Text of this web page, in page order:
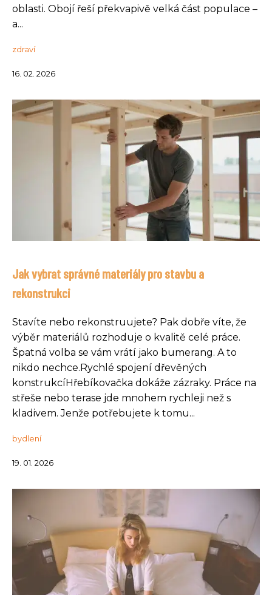
oblasti. Obojí řeší překvapivě velká část populace –
a...
zdraví
16. 02. 2026
Jak vybrat správné materiály pro stavbu a
rekonstrukci
Stavíte nebo rekonstruujete? Pak dobře víte, že
výběr materiálů rozhoduje o kvalitě celé práce.
Špatná volba se vám vrátí jako bumerang. A to
nikdo nechce.Rychlé spojení dřevěných
konstrukcíHřebíkovačka dokáže zázraky. Práce na
střeše nebo terase jde mnohem rychleji než s
kladivem. Jenže potřebujete k tomu...
bydlení
19. 01. 2026